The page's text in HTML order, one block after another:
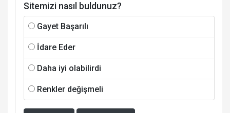
Sitemizi nasıl buldunuz?
Gayet Başarılı
İdare Eder
Daha iyi olabilirdi
Renkler değişmeli